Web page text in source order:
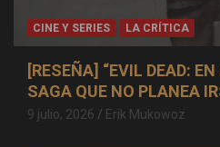
CINE Y SERIES LA CRÍTICA
[RESEÑA] “EVIL DEAD:
SAGA QUE NO PLANEA
9 julio, 2026 Erik Mukowoz